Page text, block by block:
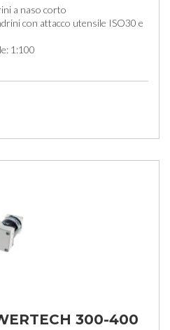
a naso corto
con attacco utensile ISO30 e
1:100
300-400